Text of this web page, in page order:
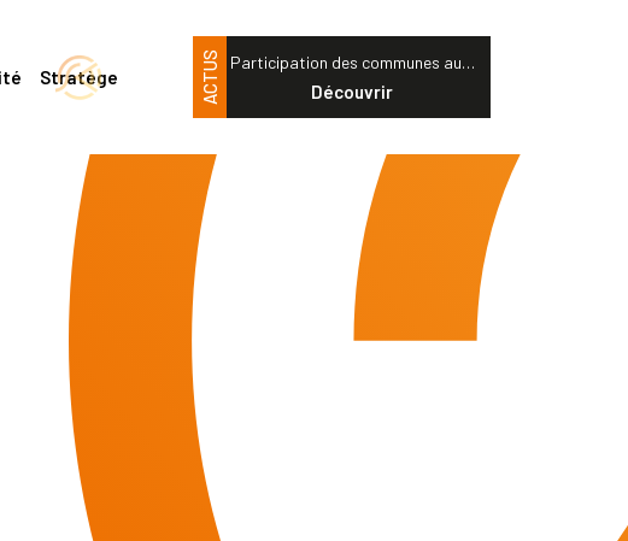
Stratège ACTUS Participation des communes au…
Découvrir